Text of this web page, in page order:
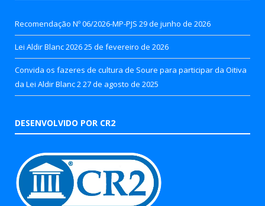
Recomendação Nº 06/2026-MP-PJS 29 de junho de 2026
Lei Aldir Blanc 202625 de fevereiro de 2026
Convida os fazeres de cultura de Soure para participar da Oitiva
da Lei Aldir Blanc 227 de agosto de 2025
DESENVOLVIDO POR CR2